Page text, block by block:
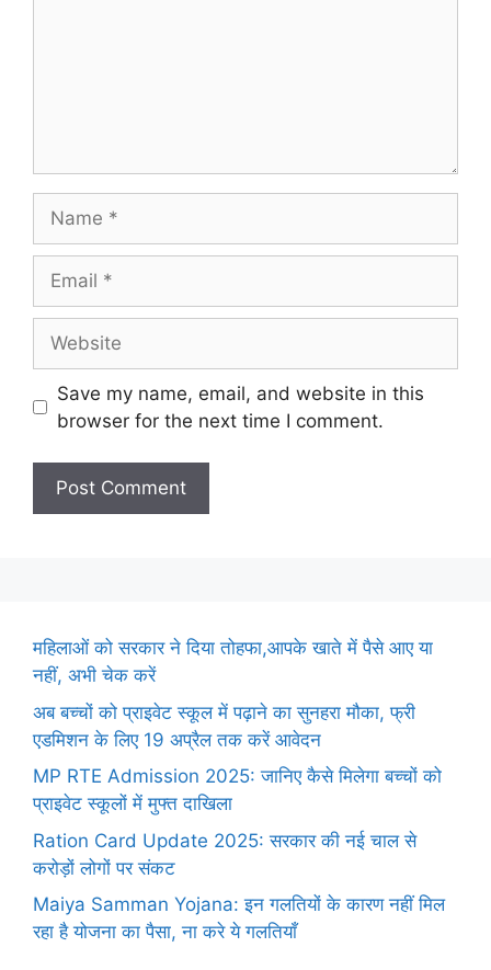
Save my name, email, and website in this
browser for the next time I comment.
महिलाओं को सरकार ने दिया तोहफा,आपके खाते में पैसे आए या
नहीं, अभी चेक करें
अब बच्चों को प्राइवेट स्कूल में पढ़ाने का सुनहरा मौका, फ्री
एडमिशन के लिए 19 अप्रैल तक करें आवेदन
MP RTE Admission 2025: जानिए कैसे मिलेगा बच्चों को
प्राइवेट स्कूलों में मुफ्त दाखिला
Ration Card Update 2025: सरकार की नई चाल से
करोड़ों लोगों पर संकट
Maiya Samman Yojana: इन गलतियों के कारण नहीं मिल
रहा है योजना का पैसा, ना करे ये गलतियाँ